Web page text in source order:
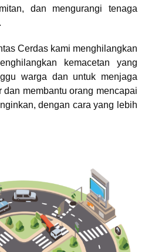
dan mengurangi tenaga
Cerdas kami menghilangkan
kemacetan yang
warga dan untuk menjaga
dan membantu orang mencapai
dengan cara yang lebih